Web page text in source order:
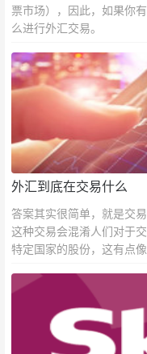
票市场），因此，如果你
么进行外汇交易。
外汇到底在交易什么
答案其实很简单，就是交
这种交易会混淆人们对于
特定国家的股份，这有点